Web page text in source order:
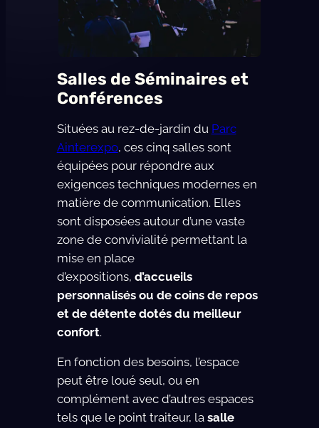
Salles de Séminaires et
Conférences
Situées au rez-de-jardin du Parc
Ainterexpo, ces cinq salles sont
équipées pour répondre aux
exigences techniques modernes en
matière de communication. Elles
sont disposées autour d’une vaste
zone de convivialité permettant la
mise en place
d’expositions, d’accueils
personnalisés ou de coins de repos
et de détente dotés du meilleur
confort.
En fonction des besoins, l’espace
peut être loué seul, ou en
complément avec d’autres espaces
tels que le point traiteur, la salle